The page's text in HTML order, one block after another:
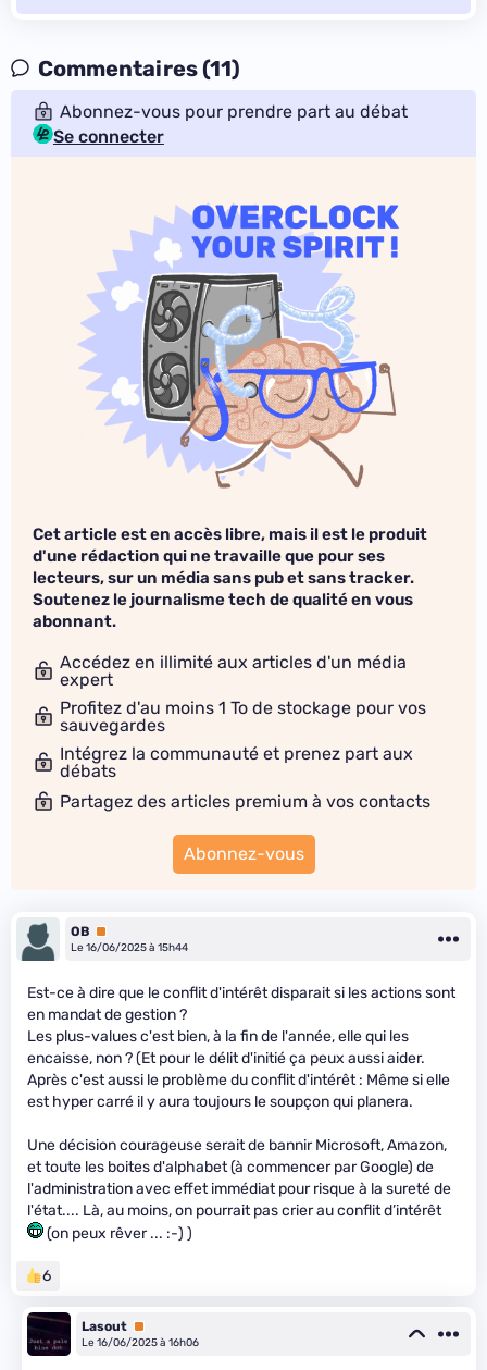
Commentaires (11)
Abonnez-vous pour prendre part au débat
Se connecter
Cet article est en accès libre, mais il est le produit
d'une rédaction qui ne travaille que pour ses
lecteurs, sur un média sans pub et sans tracker.
Soutenez le journalisme tech de qualité en vous
abonnant.
Accédez en illimité aux articles d'un média
expert
Profitez d'au moins 1 To de stockage pour vos
sauvegardes
Intégrez la communauté et prenez part aux
débats
Partagez des articles premium à vos contacts
Abonnez-vous
OB Premium
Le 16/06/2025 à 15h44
Est-ce à dire que le conflit d'intérêt disparait si les actions sont
en mandat de gestion ?
Les plus-values c'est bien, à la fin de l'année, elle qui les
encaisse, non ? (Et pour le délit d'initié ça peux aussi aider.
Après c'est aussi le problème du conflit d'intérêt : Même si elle
est hyper carré il y aura toujours le soupçon qui planera.
Une décision courageuse serait de bannir Microsoft, Amazon,
et toute les boites d'alphabet (à commencer par Google) de
l'administration avec effet immédiat pour risque à la sureté de
l'état.... Là, au moins, on pourrait pas crier au conflit d’intérêt
(on peux rêver ... :-) )
6
Lasout Premium
Le 16/06/2025 à 16h06